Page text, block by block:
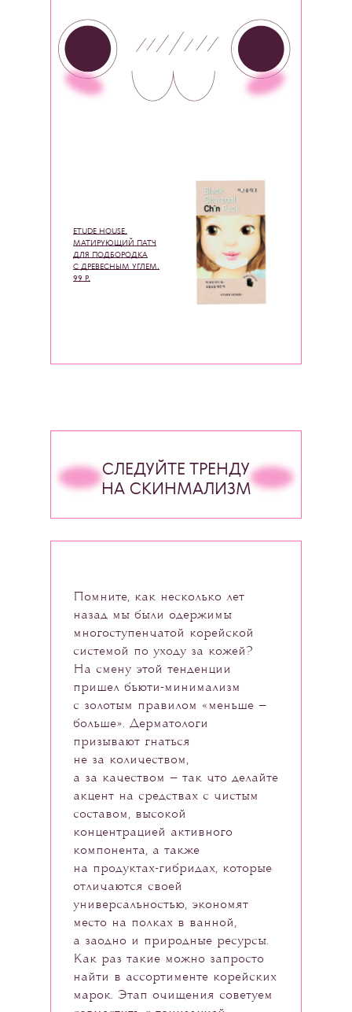
ETUDE HOUSE,
МАТИРУЮЩИЙ ПАТЧ
ДЛЯ ПОДБОРОДКА
С ДРЕВЕСНЫМ УГЛЕМ,
99 Р.
СЛЕДУЙТЕ ТРЕНДУ
НА СКИНМАЛИЗМ
Помните, как несколько лет
назад мы были одержимы
многоступенчатой корейской
системой по уходу за кожей?
На смену этой тенденции
пришел бьюти-минимализм
с золотым правилом «меньше —
больше». Дерматологи
призывают гнаться
не за количеством,
а за качеством — так что делайте
акцент на средствах с чистым
составом, высокой
концентрацией активного
компонента, а также
на продуктах-гибридах, которые
отличаются своей
универсальностью, экономят
место на полках в ванной,
а заодно и природные ресурсы.
Как раз такие можно запросто
найти в ассортименте корейских
марок. Этап очищения советуем